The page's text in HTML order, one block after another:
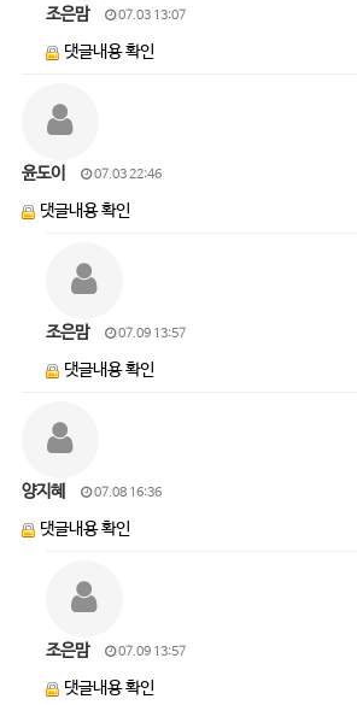
조은맘 07.03 13:07
댓글내용 확인
윤도이 07.03 22:46
댓글내용 확인
조은맘 07.09 13:57
댓글내용 확인
양지혜 07.08 16:36
댓글내용 확인
조은맘 07.09 13:57
댓글내용 확인